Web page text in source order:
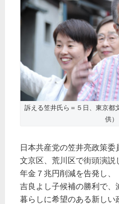
訴える笠井氏ら＝５日、東京都
供）
日本共産党の笠井亮政策委
文京区、荒川区で街頭演説
年金７兆円削減を告発し、
吉良よし子候補の勝利で、
暮らしに希望のある新しい